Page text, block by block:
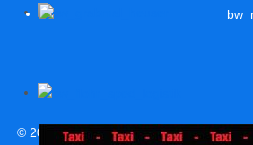
© 2026svweitersburg.de | Alle Rechte